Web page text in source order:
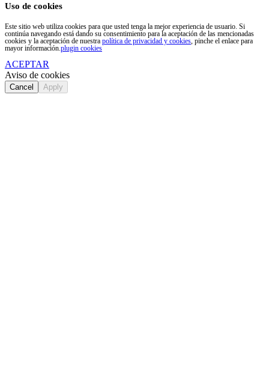
Uso de cookies
Este sitio web utiliza cookies para que usted tenga la mejor experiencia de usuario. Si
continúa navegando está dando su consentimiento para la aceptación de las mencionadas
cookies y la aceptación de nuestra política de privacidad y cookies, pinche el enlace para
mayor información.plugin cookies
ACEPTAR
Aviso de cookies
Cancel Apply